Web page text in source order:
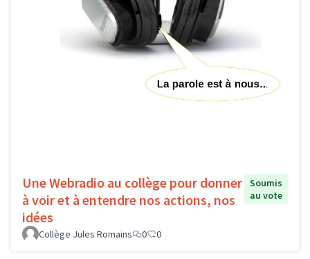
Une Webradio au collège pour donner
à voir et à entendre nos actions, nos
idées
Soumis
au vote
Collège Jules Romains 0 0